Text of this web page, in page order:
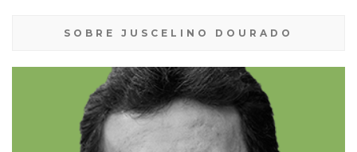
SOBRE JUSCELINO DOURADO